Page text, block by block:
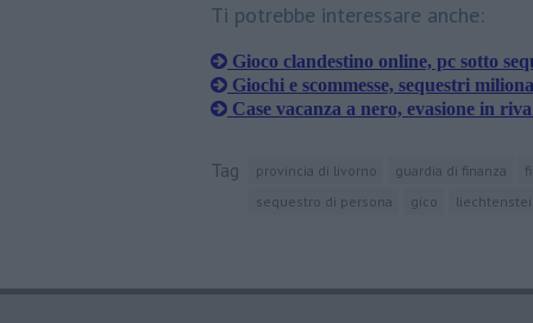
Ti potrebbe interessare anche:
Gioco clandestino online, pc sotto
Giochi e scommesse, sequestri
Case vacanza a nero, evasione in
Tag provincia di livorno guardia di finanza
sequestro di persona
gico